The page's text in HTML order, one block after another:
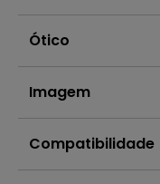
Ótico
Imagem
Compatibilidade